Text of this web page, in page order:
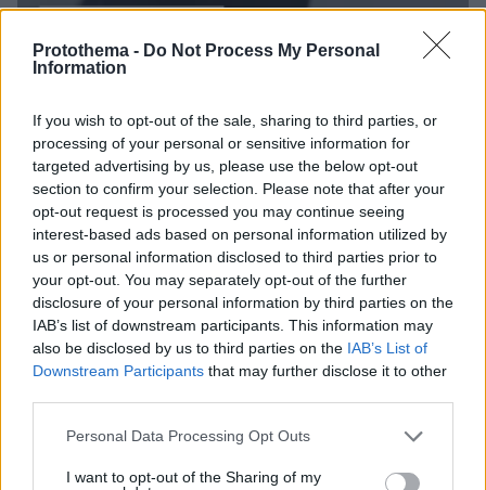
Protothema - Do Not Process My Personal
Information
If you wish to opt-out of the sale, sharing to third parties, or
processing of your personal or sensitive information for
targeted advertising by us, please use the below opt-out
section to confirm your selection. Please note that after your
opt-out request is processed you may continue seeing
interest-based ads based on personal information utilized by
us or personal information disclosed to third parties prior to
your opt-out. You may separately opt-out of the further
disclosure of your personal information by third parties on the
IAB’s list of downstream participants. This information may
also be disclosed by us to third parties on the IAB’s List of
Downstream Participants that may further disclose it to other
Please note that this website/app uses one or more Google
not limited to your visit or usage behaviour. You may click to
Personal Data Processing Opt Outs
I want to opt-out of the Sharing of my
Το σπίτι του τρόμου στο Άινταχο: Η νύχτα που